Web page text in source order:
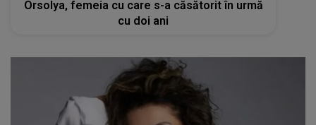
tvmania.libertatea.ro
Cum arată Carmen Brumă la 49 de ani, deși a